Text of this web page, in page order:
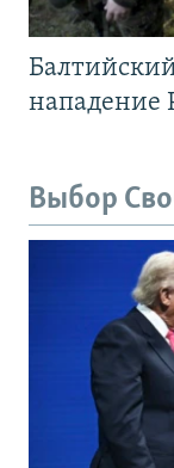
нападение
Выбор